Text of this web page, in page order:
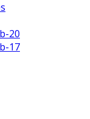
20
17